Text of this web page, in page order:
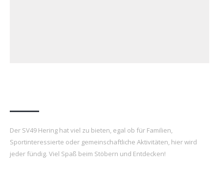
Der SV49 Hering hat viel zu bieten, egal ob für Familien,
Sportinteressierte oder gemeinschaftliche Aktivitäten, hier wird
jeder fündig. Viel Spaß beim Stöbern und Entdecken!